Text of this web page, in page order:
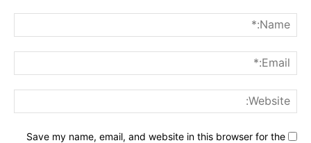
Save my name, email, and website in this browser for the